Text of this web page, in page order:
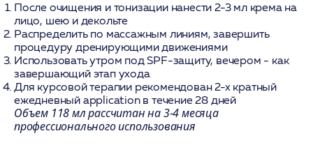
После очищения и тонизации нанести 2-3 мл крема на
лицо, шею и декольте
Распределить по массажным линиям, завершить
процедуру дренирующими движениями
Использовать утром под SPF-защиту, вечером - как
завершающий этап ухода
Для курсовой терапии рекомендован 2-х кратный
ежедневный application в течение 28 дней
Объем 118 мл рассчитан на 3-4 месяца
профессионального использования